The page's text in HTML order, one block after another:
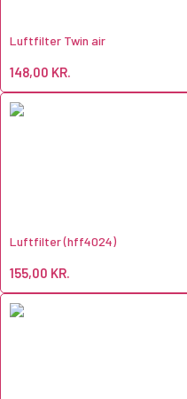
Luftfilter Twin air
148,00 KR.
Luftfilter (hff4024)
155,00 KR.